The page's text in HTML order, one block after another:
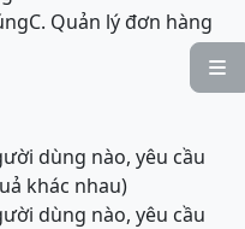

C. Quản lý đơn hàng
dùng nào, yêu cầu
khác nhau)
dùng nào, yêu cầu